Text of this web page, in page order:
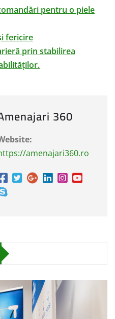
pentru o piele
fericire
prin stabilirea
360
amenajari360.ro